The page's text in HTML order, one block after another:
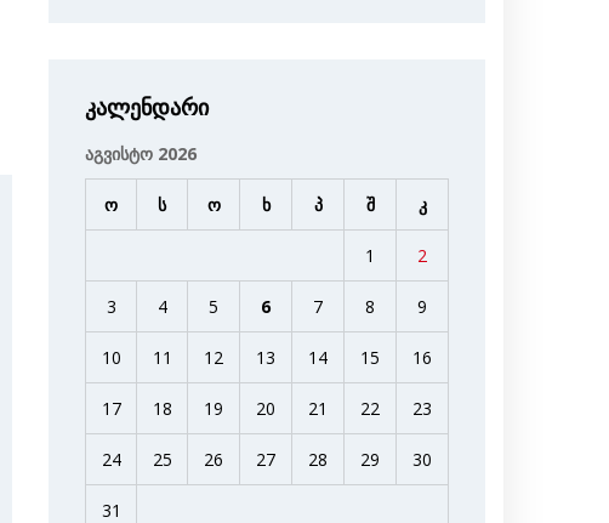
კალენდარი
აგვისტო 2026
ო ს ო ხ პ შ კ
1 2
3 4 5 6 7 8 9
10 11 12 13 14 15 16
17 18 19 20 21 22 23
24 25 26 27 28 29 30
31